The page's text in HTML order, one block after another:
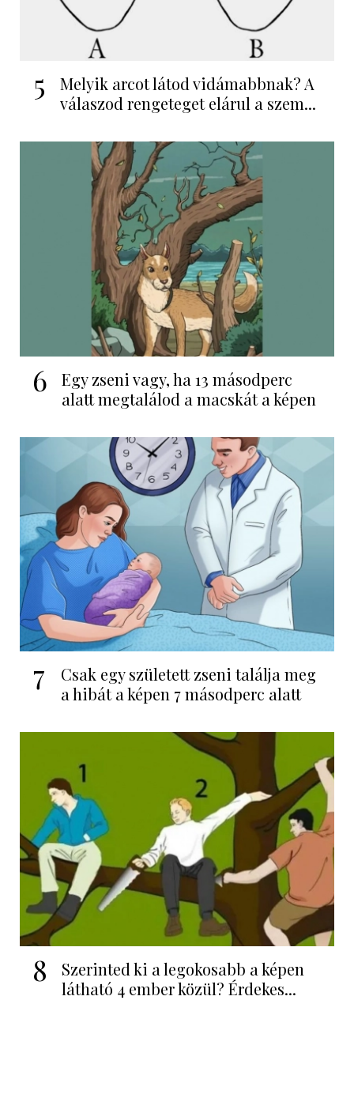
5
Melyik arcot látod vidámabbnak? A
válaszod rengeteget elárul a szem...
6
Egy zseni vagy, ha 13 másodperc
alatt megtalálod a macskát a képen
7
Csak egy született zseni találja meg
a hibát a képen 7 másodperc alatt
8
Szerinted ki a legokosabb a képen
látható 4 ember közül? Érdekes...